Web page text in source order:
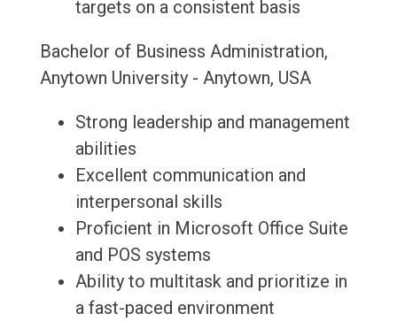
targets on a consistent basis
Bachelor of Business Administration,
Anytown University - Anytown, USA
Strong leadership and management
abilities
Excellent communication and
interpersonal skills
Proficient in Microsoft Office Suite
and POS systems
Ability to multitask and prioritize in
a fast-paced environment